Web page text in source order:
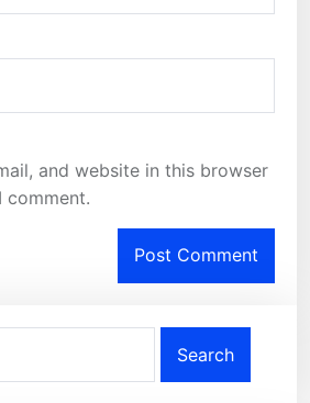
and website in this browser